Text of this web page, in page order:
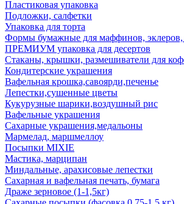
Пластиковая упаковка
Подложки, салфетки
Упаковка для торта
Формы бумажные для маффинов, эклеров,
ПРЕМИУМ упаковка для десертов
Стаканы, крышки, размешиватели для
Кондитерские украшения
Вафельная крошка,савоярди,печенье
Лепестки,сушенные цветы
Кукурузные шарики,воздушный рис
Вафельные украшения
Сахарные украшения,медальоны
Мармелад, маршмеллоу
Посыпки MIXIE
Мастика, марципан
Миндальные, арахисовые лепестки
Сахарная и вафельная печать, бумага
Драже зерновое (1-1,5кг)